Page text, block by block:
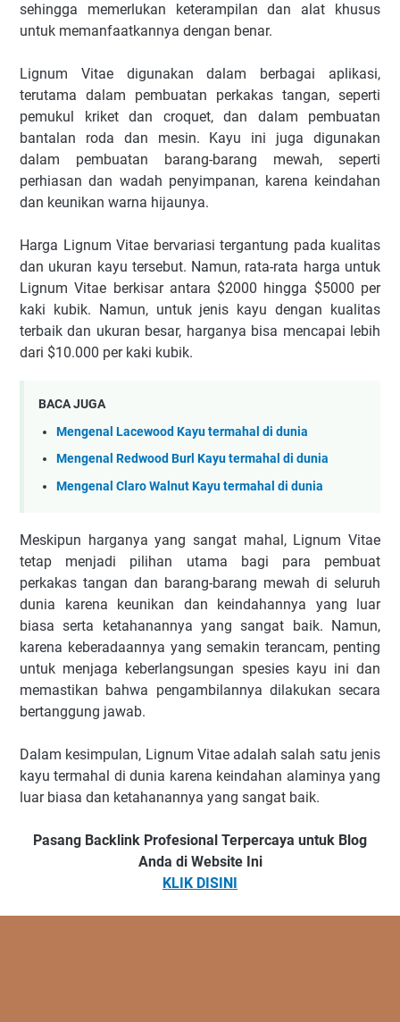
sehingga memerlukan keterampilan dan alat khusus
untuk memanfaatkannya dengan benar.
Lignum Vitae digunakan dalam berbagai aplikasi,
terutama dalam pembuatan perkakas tangan, seperti
pemukul kriket dan croquet, dan dalam pembuatan
bantalan roda dan mesin. Kayu ini juga digunakan
dalam pembuatan barang-barang mewah, seperti
perhiasan dan wadah penyimpanan, karena keindahan
dan keunikan warna hijaunya.
Harga Lignum Vitae bervariasi tergantung pada kualitas
dan ukuran kayu tersebut. Namun, rata-rata harga untuk
Lignum Vitae berkisar antara $2000 hingga $5000 per
kaki kubik. Namun, untuk jenis kayu dengan kualitas
terbaik dan ukuran besar, harganya bisa mencapai lebih
dari $10.000 per kaki kubik.
BACA JUGA
Mengenal Lacewood Kayu termahal di dunia
Mengenal Redwood Burl Kayu termahal di dunia
Mengenal Claro Walnut Kayu termahal di dunia
Meskipun harganya yang sangat mahal, Lignum Vitae
tetap menjadi pilihan utama bagi para pembuat
perkakas tangan dan barang-barang mewah di seluruh
dunia karena keunikan dan keindahannya yang luar
biasa serta ketahanannya yang sangat baik. Namun,
karena keberadaannya yang semakin terancam, penting
untuk menjaga keberlangsungan spesies kayu ini dan
memastikan bahwa pengambilannya dilakukan secara
bertanggung jawab.
Dalam kesimpulan, Lignum Vitae adalah salah satu jenis
kayu termahal di dunia karena keindahan alaminya yang
luar biasa dan ketahanannya yang sangat baik.
Pasang Backlink Profesional Terpercaya untuk Blog
Anda di Website Ini
KLIK DISINI